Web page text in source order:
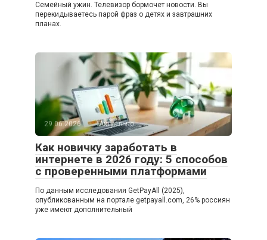
Семейный ужин. Телевизор бормочет новости. Вы
перекидываетесь парой фраз о детях и завтрашних
планах.
29.06.2026 Актуально
Как новичку заработать в
интернете в 2026 году: 5 способов
с проверенными платформами
По данным исследования GetPayAll (2025),
опубликованным на портале getpayall.com, 26% россиян
уже имеют дополнительный